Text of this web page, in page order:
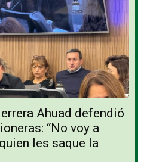
Ahuad defendió
“No voy a
les saque la